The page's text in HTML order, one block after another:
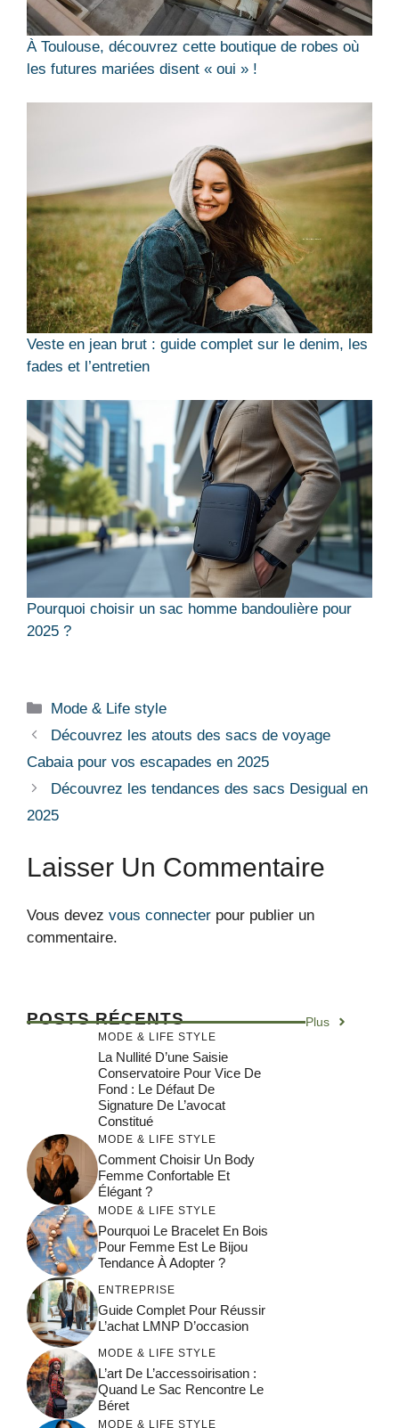
À Toulouse, découvrez cette boutique de robes où
les futures mariées disent « oui » !
Veste en jean brut : guide complet sur le denim, les
fades et l’entretien
Pourquoi choisir un sac homme bandoulière pour
2025 ?
Catégories
Mode & Life style
Découvrez les atouts des sacs de voyage
Cabaia pour vos escapades en 2025
Découvrez les tendances des sacs Desigual en
2025
Laisser Un Commentaire
Vous devez vous connecter pour publier un
commentaire.
POSTS RÉCENTS Plus
MODE & LIFE STYLE
La Nullité D’une Saisie
Conservatoire Pour Vice De
Fond : Le Défaut De
Signature De L’avocat
Constitué
MODE & LIFE STYLE
Comment Choisir Un Body
Femme Confortable Et
Élégant ?
MODE & LIFE STYLE
Pourquoi Le Bracelet En Bois
Pour Femme Est Le Bijou
Tendance À Adopter ?
ENTREPRISE
Guide Complet Pour Réussir
L’achat LMNP D’occasion
MODE & LIFE STYLE
L’art De L’accessoirisation :
Quand Le Sac Rencontre Le
Béret
MODE & LIFE STYLE